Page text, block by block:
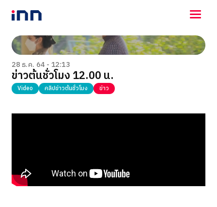
NEWS
ENTERTAINMENT
LIFESTYLE
HOROSCOPE
VIDEO
28 ธ.ค. 64 - 12:13
ข่าวต้นชั่วโมง 12.00 น.
Video คลิปข่าวต้นชั่วโมง ข่าว